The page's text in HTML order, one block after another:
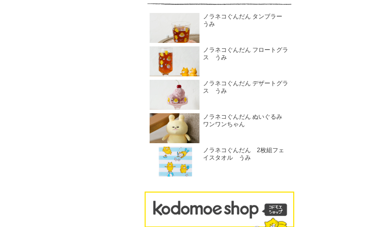
ノラネコぐんだん タンブラー
うみ
ノラネコぐんだん フロートグラ
ス うみ
ノラネコぐんだん デザートグラ
ス うみ
ノラネコぐんだん ぬいぐるみ
ワンワンちゃん
ノラネコぐんだん 2枚組フェ
イスタオル うみ